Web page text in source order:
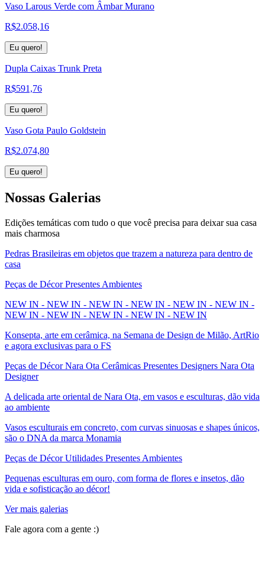
Vaso Larous Verde com Âmbar Murano
R$2.058,16
Eu quero!
Dupla Caixas Trunk Preta
R$591,76
Eu quero!
Vaso Gota Paulo Goldstein
R$2.074,80
Eu quero!
Nossas Galerias
Edições temáticas com tudo o que você precisa para deixar sua casa
mais charmosa
Pedras Brasileiras em objetos que trazem a natureza para dentro de
casa
Peças de Décor Presentes Ambientes
NEW IN - NEW IN - NEW IN - NEW IN - NEW IN - NEW IN -
NEW IN - NEW IN - NEW IN - NEW IN - NEW IN
Konsepta, arte em cerâmica, na Semana de Design de Milão, ArtRio
e agora exclusivas para o FS
Peças de Décor Nara Ota Cerâmicas Presentes Designers Nara Ota
Designer
A delicada arte oriental de Nara Ota, em vasos e esculturas, dão vida
ao ambiente
Vasos esculturais em concreto, com curvas sinuosas e shapes únicos,
são o DNA da marca Monamia
Peças de Décor Utilidades Presentes Ambientes
Pequenas esculturas em ouro, com forma de flores e insetos, dão
vida e sofisticação ao décor!
Ver mais galerias
Fale agora com a gente :)